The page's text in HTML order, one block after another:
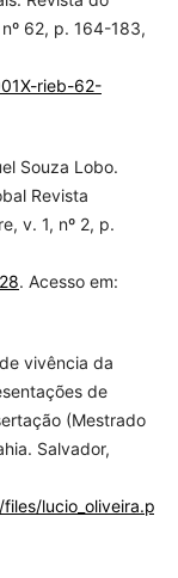
62, p. 164-183,
rieb-62-
Souza Lobo.
Revista
v. 1, nº 2, p.
. Acesso em:
vivência da
de
(Mestrado
Salvador,
lucio_oliveira.pdf